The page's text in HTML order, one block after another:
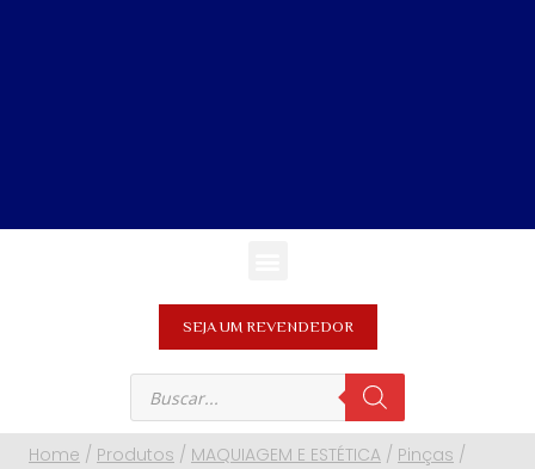
SEJA UM REVENDEDOR
Home / Produtos / MAQUIAGEM E ESTÉTICA / Pinças /